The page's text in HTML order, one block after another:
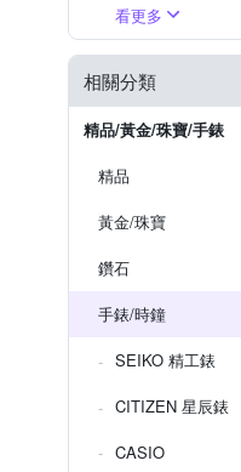
現在流行『戒指錶』
SEIKO 掛鐘
WIRED 出清5折
看更多
相關分類
精品/黃金/珠寶/手錶
精品
黃金/珠寶
鑽石
手錶/時鐘
SEIKO 精工錶
CITIZEN 星辰錶
CASIO